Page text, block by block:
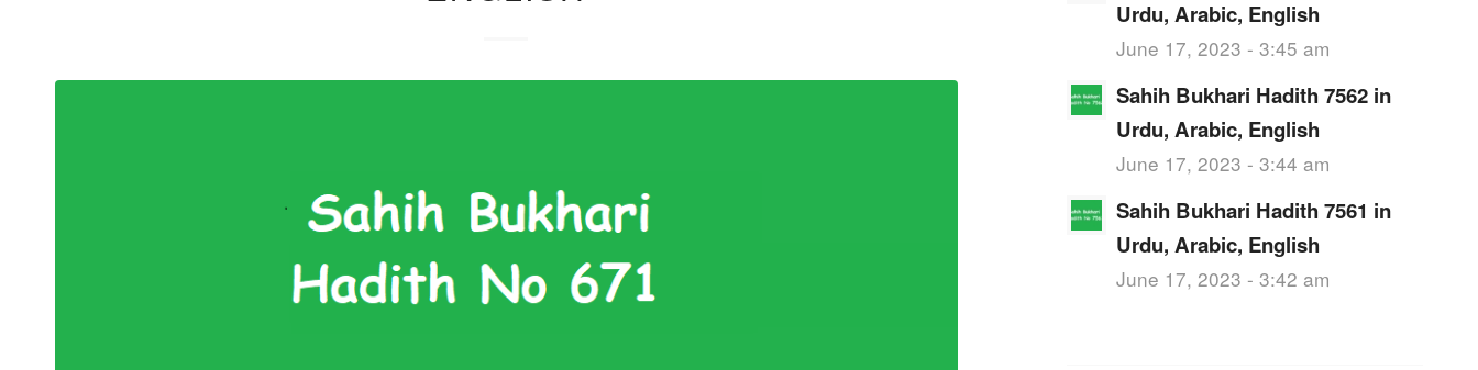
Urdu, Arabic, English
June 17, 2023 - 3:45 am
Sahih Bukhari Hadith 7562 in
Urdu, Arabic, English
June 17, 2023 - 3:44 am
Sahih Bukhari Hadith 7561 in
Urdu, Arabic, English
June 17, 2023 - 3:42 am